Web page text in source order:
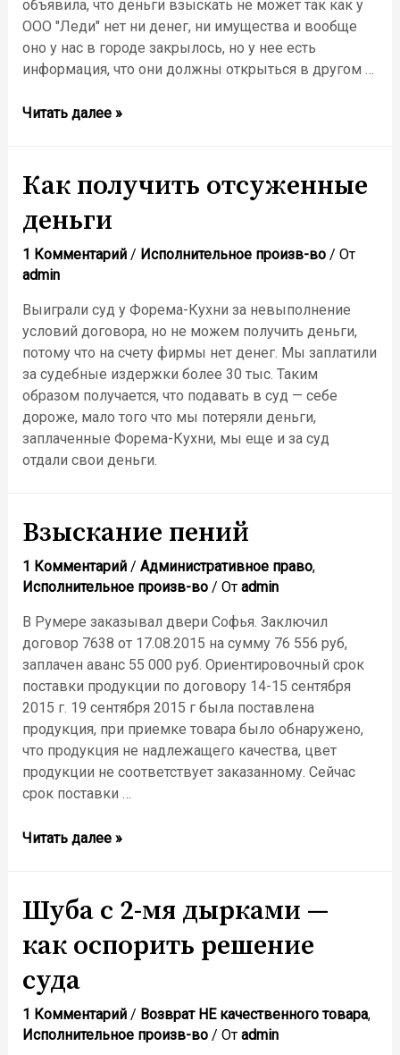
объявила, что деньги взыскать не может так как у
ООО "Леди" нет ни денег, ни имущества и вообще
оно у нас в городе закрылось, но у нее есть
информация, что они должны открыться в другом …
выиграла
косметике
дешели,
как
деньги
по
судебному
иску?
Читать далее »
Как получить отсуженные
деньги
1 Комментарий / Исполнительное произв-во/ От
admin
Выиграли суд у Форема-Кухни за невыполнение
условий договора, но не можем получить деньги,
потому что на счету фирмы нет денег. Мы заплатили
за судебные издержки более 30 тыс. Таким
образом получается, что подавать в суд — себе
дороже, мало того что мы потеряли деньги,
заплаченные Форема-Кухни, мы еще и за суд
отдали свои деньги.
Взыскание пений
1 Комментарий / Административное право,
Исполнительное произв-во/ От admin
В Румере заказывал двери Софья. Заключил
договор 7638 от 17.08.2015 на сумму 76 556 руб,
заплачен аванс 55 000 руб. Ориентировочный срок
поставки продукции по договору 14-15 сентября
2015 г. 19 сентября 2015 г была поставлена
продукция, при приемке товара было обнаружено,
что продукция не надлежащего качества, цвет
продукции не соответствует заказанному. Сейчас
срок поставки …
Взыскание
Читать далее »
Шуба с 2-мя дырками —
как оспорить решение
суда
1 Комментарий / Возврат НЕ качественного товара,
Исполнительное произв-во/ От admin